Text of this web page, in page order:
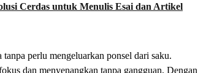
Cerdas untuk Menulis Esai dan Artikel
perlu mengeluarkan ponsel dari saku.
dan menyenangkan tanpa gangguan. Dengan